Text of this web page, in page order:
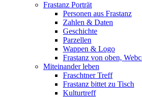
Frastanz Porträt
Personen aus Frastanz
Zahlen & Daten
Geschichte
Parzellen
Wappen & Logo
Frastanz von oben,
Miteinander leben
Fraschtner Treff
Frastanz bittet zu Tisch
Kulturtreff